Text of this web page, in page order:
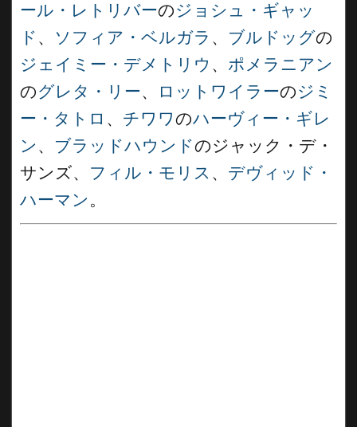
ール・レトリバーのジョシュ・ギャッ
ド 、 ソフィア・ベルガラ 、 ブルドッグの
ジェイミー・デメトリウ 、 ポメラニアン
のグレタ・リー、 ロットワイラーのジミ
ー・タトロ 、 チワワのハーヴィー・ギレ
ン 、 ブラッドハウンドのジャック・デ・
サンズ、 フィル・モリス 、 デヴィッド・
ハーマン 。